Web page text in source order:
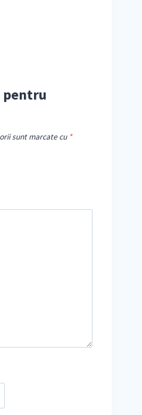
pentru
sunt marcate cu *